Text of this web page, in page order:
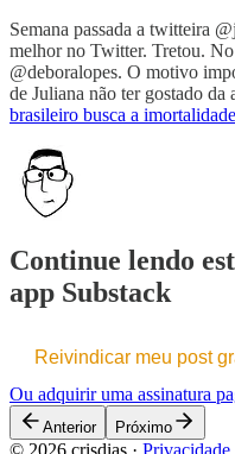
Semana passada a twitteira
melhor no Twitter. Tretou.
@deboralopes. O motivo
de Juliana não ter gostado da
brasileiro busca a
Continue lendo
app Substack
Reivindicar meu post
Ou adquirir uma assinatura
Anterior Próximo